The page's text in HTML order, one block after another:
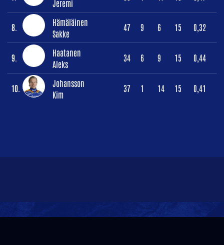
Jeremi
8.
Hämäläinen
Sakke
47 9 6 15 0,32
9.
Haatanen
Aleks
34 6 9 15 0,44
10.
Johansson
Kim
37 1 14 15 0,41